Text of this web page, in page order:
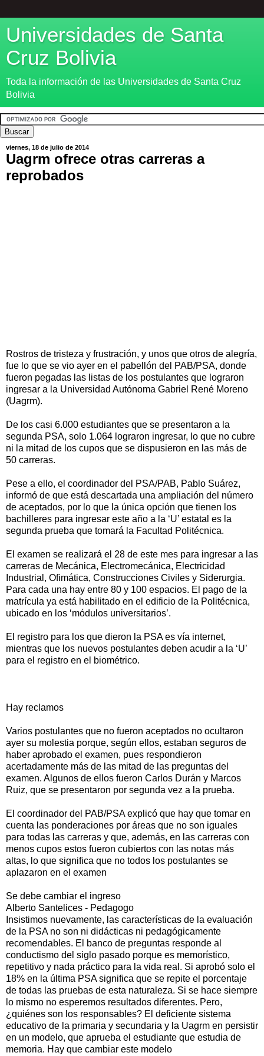
Universidades de Santa
Cruz Bolivia
Toda la información de las Universidades de Santa Cruz
Bolivia
viernes, 18 de julio de 2014
Uagrm ofrece otras carreras a
reprobados
Rostros de tristeza y frustración, y unos que otros de alegría,
fue lo que se vio ayer en el pabellón del PAB/PSA, donde
fueron pegadas las listas de los postulantes que lograron
ingresar a la Universidad Autónoma Gabriel René Moreno
(Uagrm).
De los casi 6.000 estudiantes que se presentaron a la
segunda PSA, solo 1.064 lograron ingresar, lo que no cubre
ni la mitad de los cupos que se dispusieron en las más de
50 carreras.
Pese a ello, el coordinador del PSA/PAB, Pablo Suárez,
informó de que está descartada una ampliación del número
de aceptados, por lo que la única opción que tienen los
bachilleres para ingresar este año a la ‘U’ estatal es la
segunda prueba que tomará la Facultad Politécnica.
El examen se realizará el 28 de este mes para ingresar a las
carreras de Mecánica, Electromecánica, Electricidad
Industrial, Ofimática, Construcciones Civiles y Siderurgia.
Para cada una hay entre 80 y 100 espacios. El pago de la
matrícula ya está habilitado en el edificio de la Politécnica,
ubicado en los ‘módulos universitarios’.
El registro para los que dieron la PSA es vía internet,
mientras que los nuevos postulantes deben acudir a la ‘U’
para el registro en el biométrico.
Hay reclamos
Varios postulantes que no fueron aceptados no ocultaron
ayer su molestia porque, según ellos, estaban seguros de
haber aprobado el examen, pues respondieron
acertadamente más de las mitad de las preguntas del
examen. Algunos de ellos fueron Carlos Durán y Marcos
Ruiz, que se presentaron por segunda vez a la prueba.
El coordinador del PAB/PSA explicó que hay que tomar en
cuenta las ponderaciones por áreas que no son iguales
para todas las carreras y que, además, en las carreras con
menos cupos estos fueron cubiertos con las notas más
altas, lo que significa que no todos los postulantes se
aplazaron en el examen
Se debe cambiar el ingreso
Alberto Santelices - Pedagogo
Insistimos nuevamente, las características de la evaluación
de la PSA no son ni didácticas ni pedagógicamente
recomendables. El banco de preguntas responde al
conductismo del siglo pasado porque es memorístico,
repetitivo y nada práctico para la vida real. Si aprobó solo el
18% en la última PSA significa que se repite el porcentaje
de todas las pruebas de esta naturaleza. Si se hace siempre
lo mismo no esperemos resultados diferentes. Pero,
¿quiénes son los responsables? El deficiente sistema
educativo de la primaria y secundaria y la Uagrm en persistir
en un modelo, que aprueba el estudiante que estudia de
memoria. Hay que cambiar este modelo